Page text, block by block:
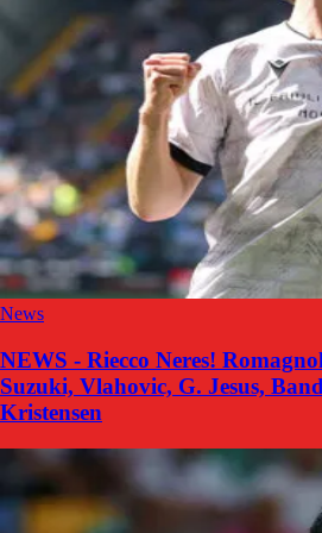
News
NEWS - Riecco Neres!
Suzuki, Vlahovic, G. Jesus,
Kristensen